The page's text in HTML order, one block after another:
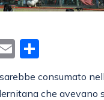
Email
consumato
che avevano